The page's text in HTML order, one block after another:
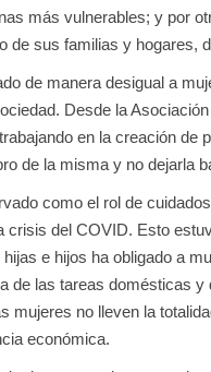
más vulnerables; y por
de sus familias y hogares,
de manera desigual a
Desde la
en la creación
de la misma y no dejarla
como el rol de
crisis del COVID. Esto
e hijos ha obligado a
de las tareas domésticas
mujeres no lleven la
económica.